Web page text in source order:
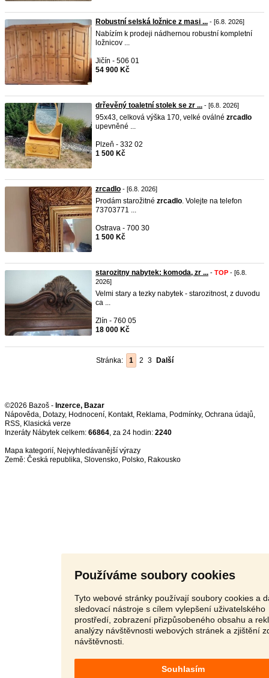
Používáme soubory cookies
Tyto webové stránky používají soubory cookies a
sledovací nástroje s cílem vylepšení uživatelského
prostředí, zobrazení přizpůsobeného obsahu a
analýzy návštěvnosti webových stránek a zjištění
návštěvnosti.
Souhlasím
Robustní selská ložnice z masi ... - [6.8. 2026]
Nabízím k prodeji nádhernou robustní kompletní
ložnicov ...
Jičín - 506 01
54 900 Kč
drřevěný toaletní stolek se zr ... - [6.8. 2026]
95x43, celková výška 170, velké oválné zrcadlo
upevněné ...
Plzeň - 332 02
1 500 Kč
zrcadlo - [6.8. 2026]
Prodám starožitné zrcadlo. Volejte na telefon
73703771 ...
Ostrava - 700 30
1 500 Kč
starozitny nabytek: komoda, zr ... - TOP - [6.8.
2026]
Velmi stary a tezky nabytek - starozitnost, z duvodu
ca ...
Zlín - 760 05
18 000 Kč
Stránka: 1 2 3 Další
©2026 Bazoš - Inzerce, Bazar
Nápověda, Dotazy, Hodnocení, Kontakt, Reklama, Podmínky, Ochrana údajů,
RSS,
Inzeráty Nábytek celkem: 66864, za 24 hodin: 2240
Mapa kategorií, Nejvyhledávanější výrazy
Země: Česká republika, Slovensko, Polsko, Rakousko